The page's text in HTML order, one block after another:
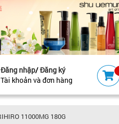
Đăng nhập/Đăng ký
Tài khoản và đơn hàng
11000MG 180G